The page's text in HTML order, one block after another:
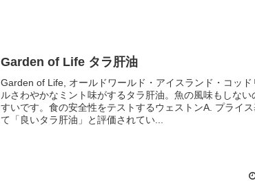
Garden of Life タラ肝油
Garden of Life, オールドワールド・アイスランド・コッド
ルさわやかなミント味がするタラ肝油。魚の風味もしない
すいです。食の安全性をテストするウェストンA. プライ
て「良いタラ肝油」と評価されてい...